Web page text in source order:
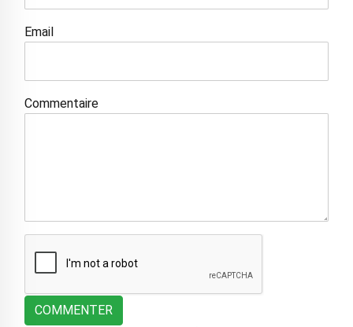
Email
Commentaire
COMMENTER